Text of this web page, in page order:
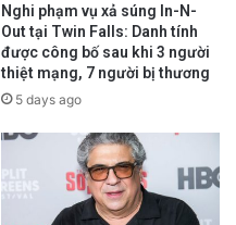
Nghi phạm vụ xả súng In-N-
Out tại Twin Falls: Danh tính
được công bố sau khi 3 người
thiệt mạng, 7 người bị thương
5 days ago